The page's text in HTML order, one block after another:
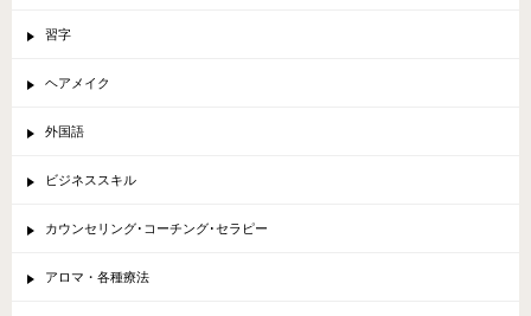
習字
ヘアメイク
外国語
ビジネススキル
カウンセリング･コーチング･セラピー
アロマ・各種療法